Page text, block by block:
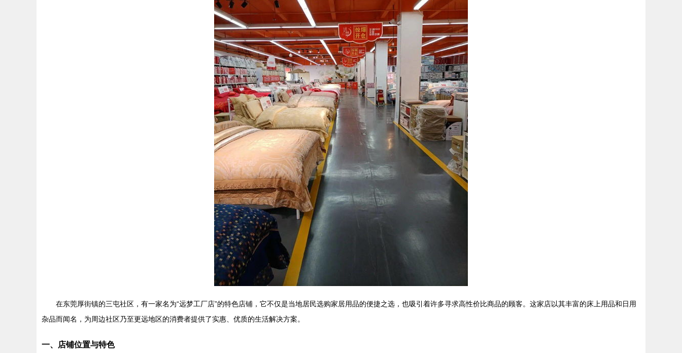
在东莞厚街镇的三屯社区，有一家名为“远梦工厂店”的特色店铺，它不仅是当地居民选购家居用品的便捷之选，也吸引着许多寻求高性价比商品的顾客。这家店以其丰富的床上用品和日用
杂品而闻名，为周边社区乃至更远地区的消费者提供了实惠、优质的生活解决方案。
一、店铺位置与特色